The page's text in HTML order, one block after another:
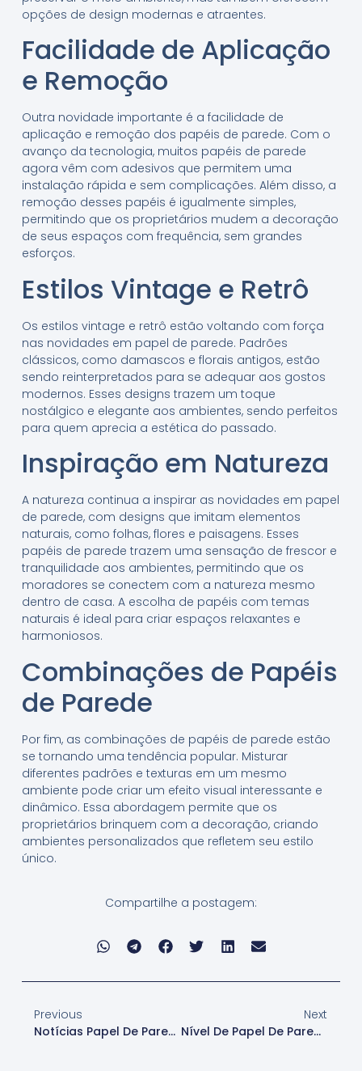
opções de design modernas e atraentes.
Facilidade de Aplicação
e Remoção
Outra novidade importante é a facilidade de
aplicação e remoção dos papéis de parede. Com o
avanço da tecnologia, muitos papéis de parede
agora vêm com adesivos que permitem uma
instalação rápida e sem complicações. Além disso, a
remoção desses papéis é igualmente simples,
permitindo que os proprietários mudem a decoração
de seus espaços com frequência, sem grandes
esforços.
Estilos Vintage e Retrô
Os estilos vintage e retrô estão voltando com força
nas novidades em papel de parede. Padrões
clássicos, como damascos e florais antigos, estão
sendo reinterpretados para se adequar aos gostos
modernos. Esses designs trazem um toque
nostálgico e elegante aos ambientes, sendo perfeitos
para quem aprecia a estética do passado.
Inspiração em Natureza
A natureza continua a inspirar as novidades em papel
de parede, com designs que imitam elementos
naturais, como folhas, flores e paisagens. Esses
papéis de parede trazem uma sensação de frescor e
tranquilidade aos ambientes, permitindo que os
moradores se conectem com a natureza mesmo
dentro de casa. A escolha de papéis com temas
naturais é ideal para criar espaços relaxantes e
harmoniosos.
Combinações de Papéis
de Parede
Por fim, as combinações de papéis de parede estão
se tornando uma tendência popular. Misturar
diferentes padrões e texturas em um mesmo
ambiente pode criar um efeito visual interessante e
dinâmico. Essa abordagem permite que os
proprietários brinquem com a decoração, criando
ambientes personalizados que refletem seu estilo
único.
Compartilhe a postagem:
Previous
Notícias Papel De Parede
Next
Nível De Papel De Parede